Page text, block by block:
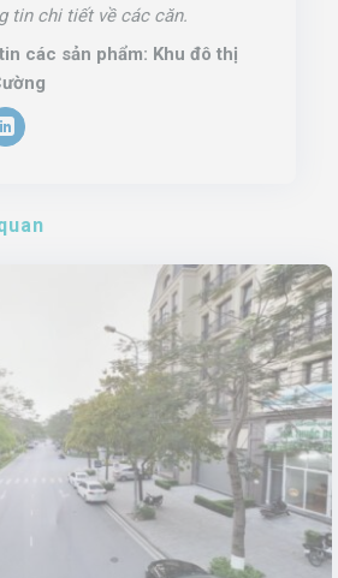
tin chi tiết về các căn.
các sản phẩm: Khu đô thị